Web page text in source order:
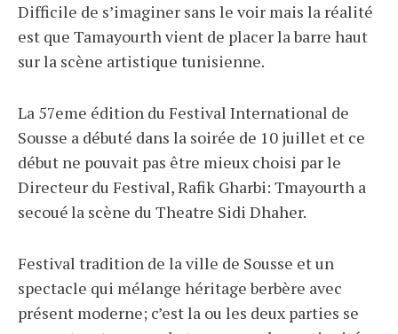
Difficile de s’imaginer sans le voir mais la réalité
est que Tamayourth vient de placer la barre haut
sur la scène artistique tunisienne.
La 57eme édition du Festival International de
Sousse a débuté dans la soirée de 10 juillet et ce
début ne pouvait pas être mieux choisi par le
Directeur du Festival, Rafik Gharbi: Tmayourth a
secouéla scène du Theatre Sidi Dhaher.
Festival tradition de la ville de Sousse et un
spectacle qui mélange héritage berbère avec
présent moderne; c’est la ou les deux parties se